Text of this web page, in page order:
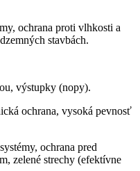
ochrana proti vlhkosti a
stavbách.
výstupky (nopy).
ochrana, vysoká pevnosť
ochrana pred
zelené strechy (efektívne